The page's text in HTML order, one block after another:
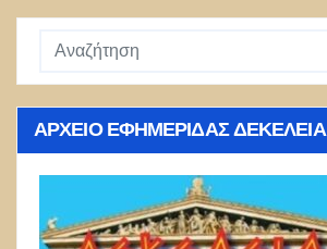
ΑΡΧΕΊΟ ΕΦΗΜΕΡΊΔΑΣ ΔΕΚΈΛΕΙΑ